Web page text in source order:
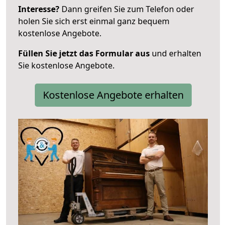
Interesse? Dann greifen Sie zum Telefon oder
holen Sie sich erst einmal ganz bequem
kostenlose Angebote.
Füllen Sie jetzt das Formular aus und erhalten
Sie kostenlose Angebote.
Kostenlose Angebote erhalten